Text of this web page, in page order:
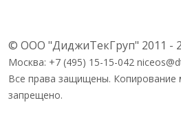
© ООО "ДиджиТекГруп" 2011 -
Москва: +7 (495) 15-15-042
Все права защищены. Копирование
запрещено.